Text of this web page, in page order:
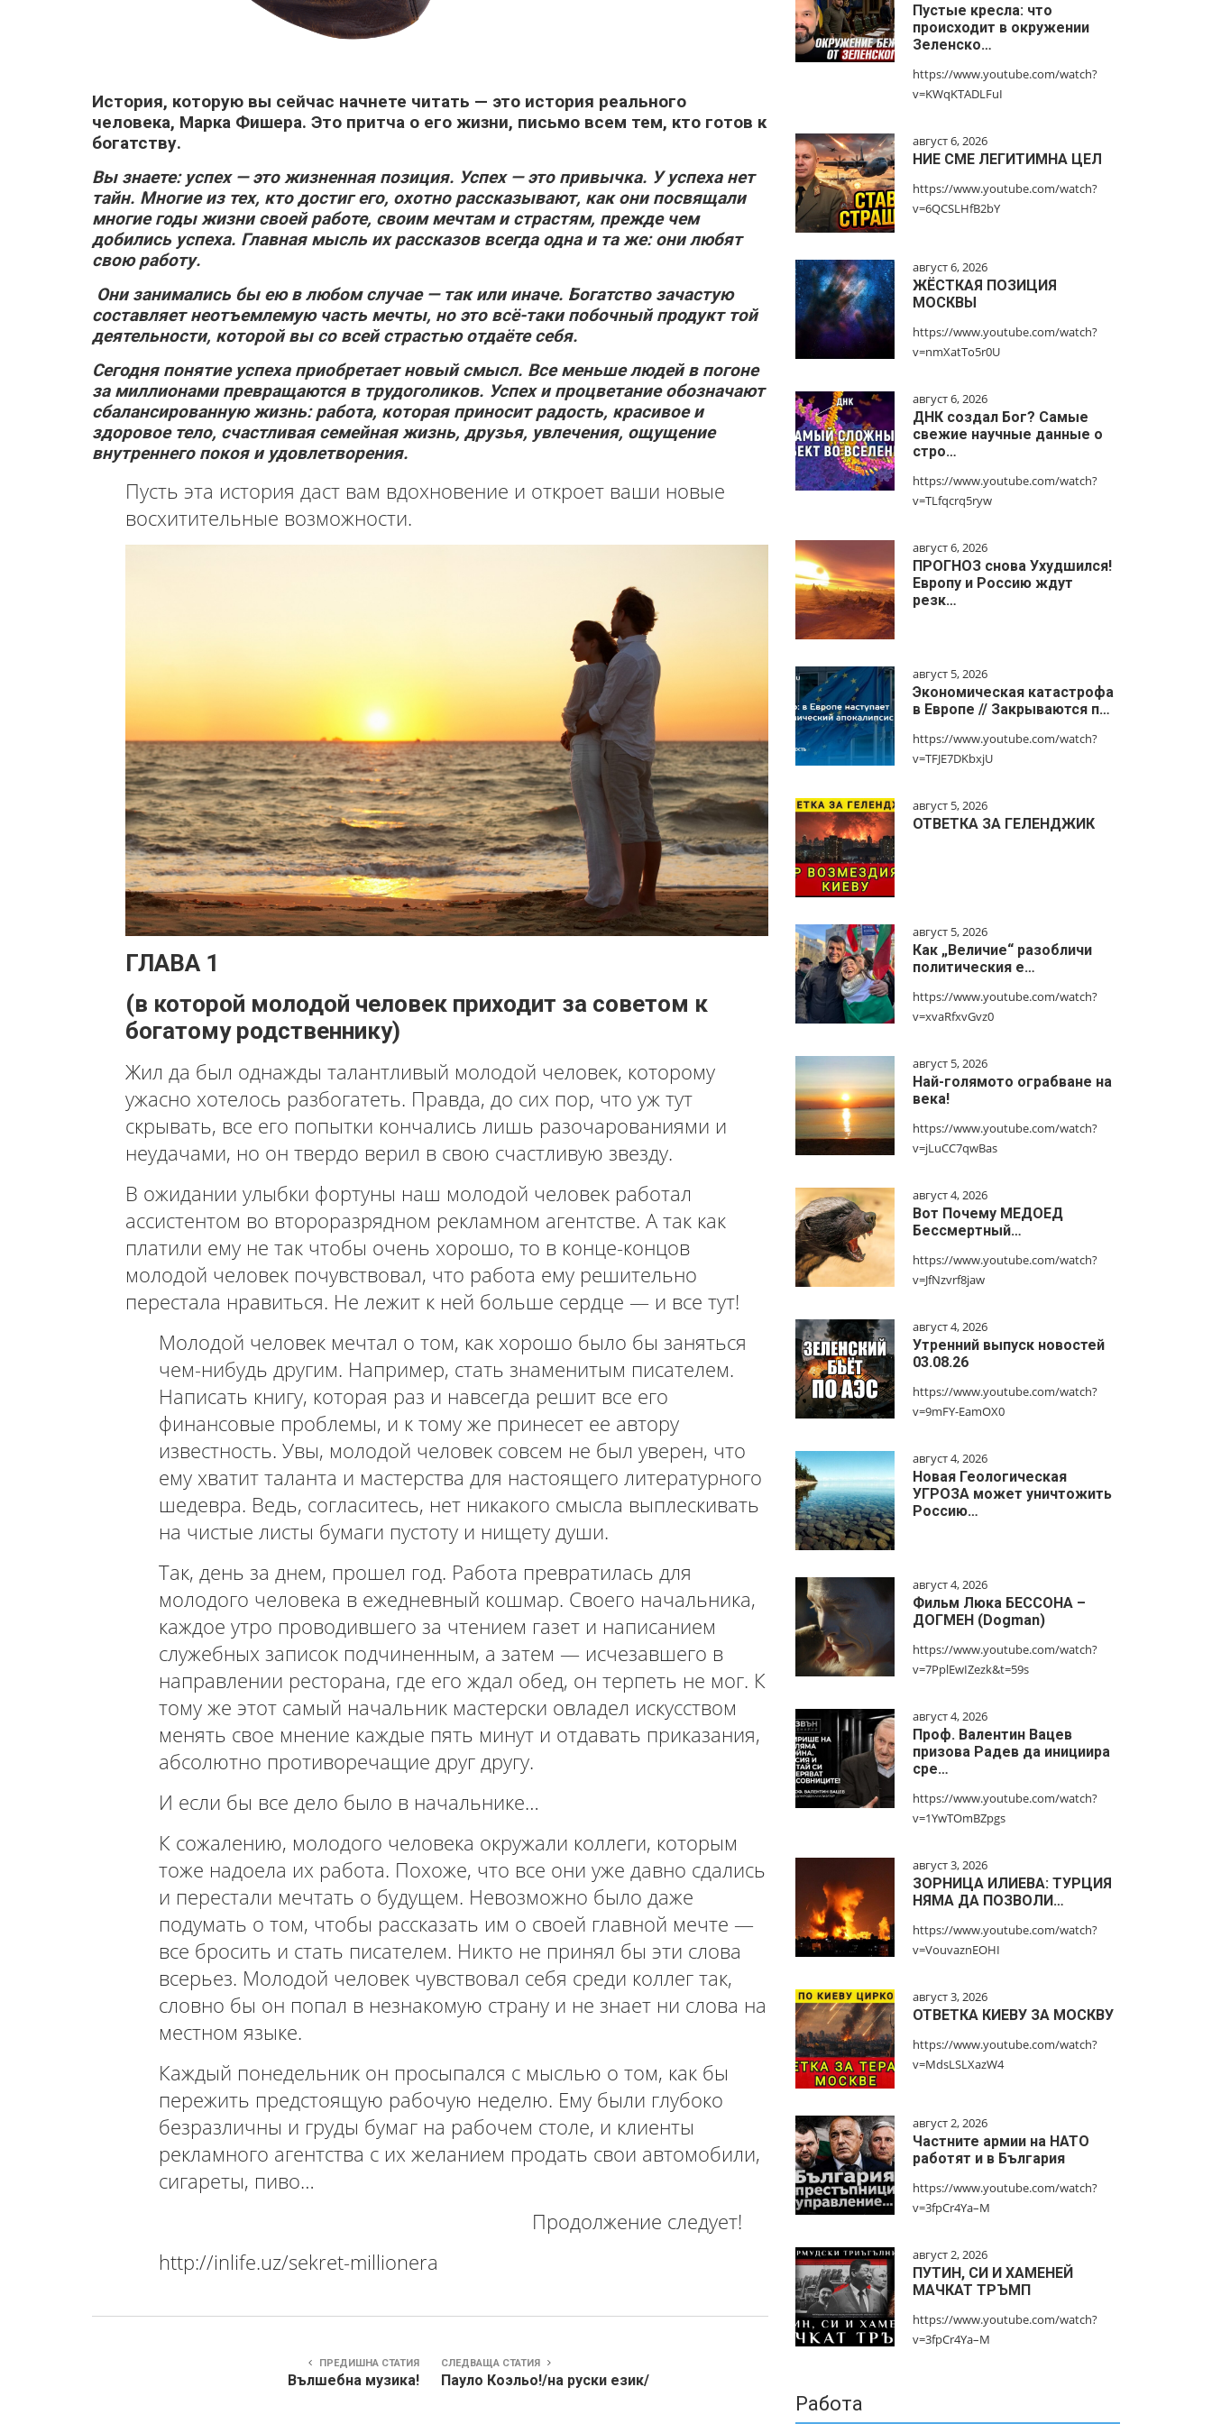
История, которую вы сейчас начнете читать — это история реального
человека, Марка Фишера. Это притча о его жизни, письмо всем тем, кто готов к
богатству.
Вы знаете: успех — это жизненная позиция. Успех — это привычка. У успеха нет
тайн. Многие из тех, кто достиг его, охотно рассказывают, как они посвящали
многие годы жизни своей работе, своим мечтам и страстям, прежде чем
добились успеха. Главная мысль их рассказов всегда одна и та же: они любят
свою работу.
Они занимались бы ею в любом случае — так или иначе. Богатство зачастую
составляет неотъемлемую часть мечты, но это всё-таки побочный продукт той
деятельности, которой вы со всей страстью отдаёте себя.
Сегодня понятие успеха приобретает новый смысл. Все меньше людей в погоне
за миллионами превращаются в трудоголиков. Успех и процветание обозначают
сбалансированную жизнь: работа, которая приносит радость, красивое и
здоровое тело, счастливая семейная жизнь, друзья, увлечения, ощущение
внутреннего покоя и удовлетворения.
Пусть эта история даст вам вдохновение и откроет ваши новые
восхитительные возможности.
ГЛАВА 1
(в которой молодой человек приходит за советом к
богатому родственнику)
Жил да был однажды талантливый молодой человек, которому
ужасно хотелось разбогатеть. Правда, до сих пор, что уж тут
скрывать, все его попытки кончались лишь разочарованиями и
неудачами, но он твердо верил в свою счастливую звезду.
В ожидании улыбки фортуны наш молодой человек работал
ассистентом во второразрядном рекламном агентстве. А так как
платили ему не так чтобы очень хорошо, то в конце-концов
молодой человек почувствовал, что работа ему решительно
перестала нравиться. Не лежит к ней больше сердце — и все тут!
Молодой человек мечтал о том, как хорошо было бы заняться
чем-нибудь другим. Например, стать знаменитым писателем.
Написать книгу, которая раз и навсегда решит все его
финансовые проблемы, и к тому же принесет ее автору
известность. Увы, молодой человек совсем не был уверен, что
ему хватит таланта и мастерства для настоящего литературного
шедевра. Ведь, согласитесь, нет никакого смысла выплескивать
на чистые листы бумаги пустоту и нищету души.
Так, день за днем, прошел год. Работа превратилась для
молодого человека в ежедневный кошмар. Своего начальника,
каждое утро проводившего за чтением газет и написанием
служебных записок подчиненным, а затем — исчезавшего в
направлении ресторана, где его ждал обед, он терпеть не мог. К
тому же этот самый начальник мастерски овладел искусством
менять свое мнение каждые пять минут и отдавать приказания,
абсолютно противоречащие друг другу.
И если бы все дело было в начальнике…
К сожалению, молодого человека окружали коллеги, которым
тоже надоела их работа. Похоже, что все они уже давно сдались
и перестали мечтать о будущем. Невозможно было даже
подумать о том, чтобы рассказать им о своей главной мечте —
все бросить и стать писателем. Никто не принял бы эти слова
всерьез. Молодой человек чувствовал себя среди коллег так,
словно бы он попал в незнакомую страну и не знает ни слова на
местном языке.
Каждый понедельник он просыпался с мыслью о том, как бы
пережить предстоящую рабочую неделю. Ему были глубоко
безразличны и груды бумаг на рабочем столе, и клиенты
рекламного агентства с их желанием продать свои автомобили,
сигареты, пиво…
Продолжение следует!
http://inlife.uz/sekret-millionera
ПРЕДИШНА СТАТИЯ
Вълшебна музика!
СЛЕДВАЩА СТАТИЯ
Пауло Коэльо!/на руски език/
Пустые кресла: что
происходит в окружении
Зеленско…
https://www.youtube.com/watch?
v=KWqKTADLFuI
август 6, 2026
НИЕ СМЕ ЛЕГИТИМНА ЦЕЛ
https://www.youtube.com/watch?
v=6QCSLHfB2bY
август 6, 2026
ЖЁСТКАЯ ПОЗИЦИЯ
МОСКВЫ
https://www.youtube.com/watch?
v=nmXatTo5r0U
август 6, 2026
ДНК создал Бог? Самые
свежие научные данные о
стро…
https://www.youtube.com/watch?
v=TLfqcrq5ryw
август 6, 2026
ПРОГНОЗ снова Ухудшился!
Европу и Россию ждут
резк…
август 5, 2026
Экономическая катастрофа
в Европе // Закрываются п…
https://www.youtube.com/watch?
v=TFJE7DKbxjU
август 5, 2026
ОТВЕТКА ЗА ГЕЛЕНДЖИК
август 5, 2026
Как „Величие“ разобличи
политическия е…
https://www.youtube.com/watch?
v=xvaRfxvGvz0
август 5, 2026
Най-голямото ограбване на
века!
https://www.youtube.com/watch?
v=jLuCC7qwBas
август 4, 2026
Вот Почему МЕДОЕД
Бессмертный…
https://www.youtube.com/watch?
v=JfNzvrf8jaw
август 4, 2026
Утренний выпуск новостей
03.08.26
https://www.youtube.com/watch?
v=9mFY-EamOX0
август 4, 2026
Новая Геологическая
УГРОЗА может уничтожить
Россию…
август 4, 2026
Фильм Люка БЕССОНА –
ДОГМЕН (Dogman)
https://www.youtube.com/watch?
v=7PplEwIZezk&t=59s
август 4, 2026
Проф. Валентин Вацев
призова Радев да инициира
сре…
https://www.youtube.com/watch?
v=1YwTOmBZpgs
август 3, 2026
ЗОРНИЦА ИЛИЕВА: ТУРЦИЯ
НЯМА ДА ПОЗВОЛИ…
https://www.youtube.com/watch?
v=VouvaznEOHI
август 3, 2026
ОТВЕТКА КИЕВУ ЗА МОСКВУ
https://www.youtube.com/watch?
v=MdsLSLXazW4
август 2, 2026
Частните армии на НАТО
работят и в България
https://www.youtube.com/watch?
v=3fpCr4Ya–M
август 2, 2026
ПУТИН, СИ И ХАМЕНЕЙ
МАЧКАТ ТРЪМП
https://www.youtube.com/watch?
v=3fpCr4Ya–M
Работа